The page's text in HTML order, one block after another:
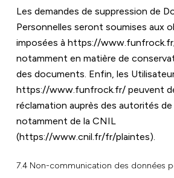
Les demandes de suppression de
Personnelles seront soumises aux
imposées à https://
notamment en matière de
https://www.funfrock.fr/ peuvent
réclamation auprès des autorités
notamment de la CNIL
(https://www.cnil.fr/fr/plaintes).
7.4 Non-communication des données